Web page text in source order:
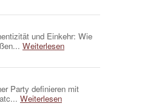
und Einkehr: Wie
Weiterlesen
Party definieren mit
Weiterlesen